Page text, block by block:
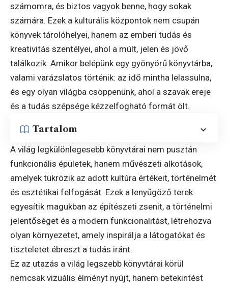
számomra, és biztos vagyok benne, hogy sokak
számára. Ezek a kulturális központok nem csupán
könyvek tárolóhelyei, hanem az emberi tudás és
kreativitás szentélyei, ahol a múlt, jelen és jövő
találkozik. Amikor belépünk egy gyönyörű könyvtárba,
valami varázslatos történik: az idő mintha lelassulna,
és egy olyan világba csöppenünk, ahol a szavak ereje
és a tudás szépsége kézzelfogható formát ölt.
Tartalom
A világ legkülönlegesebb könyvtárai nem pusztán
funkcionális épületek, hanem művészeti alkotások,
amelyek tükrözik az adott kultúra értékeit, történelmét
és esztétikai felfogását. Ezek a lenyűgöző terek
egyesítik magukban az építészeti zsenit, a történelmi
jelentőséget és a modern funkcionalitást, létrehozva
olyan környezetet, amely inspirálja a látogatókat és
tiszteletet ébreszt a tudás iránt.
Ez az utazás a világ legszebb könyvtárai körül
nemcsak vizuális élményt nyújt, hanem betekintést